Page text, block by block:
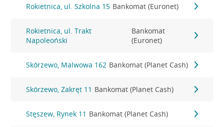
Rokietnica, ul. Szkolna 15 Bankomat (Euronet)
Rokietnica, ul. Trakt
Napoleoński
Bankomat
(Euronet)
Skórzewo, Malwowa 162 Bankomat (Planet Cash)
Skórzewo, Zakręt 11 Bankomat (Planet Cash)
Stęszew, Rynek 11 Bankomat (Planet Cash)